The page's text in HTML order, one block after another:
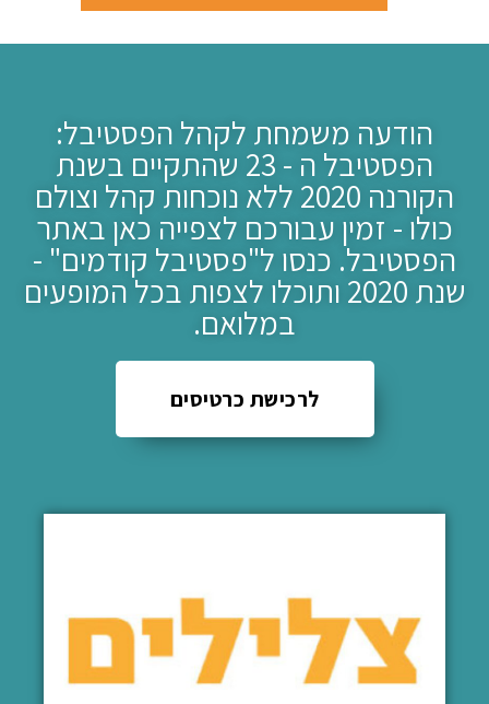
הודעה משמחת לקהל הפסטיבל:
הפסטיבל ה - 23 שהתקיים בשנת
הקורנה 2020 ללא נוכחות קהל וצולם
כולו - זמין עבורכם לצפייה כאן באתר
הפסטיבל. כנסו ל"פסטיבל קודמים" -
שנת 2020 ותוכלו לצפות בכל המופעים
במלואם.
לרכישת כרטיסים